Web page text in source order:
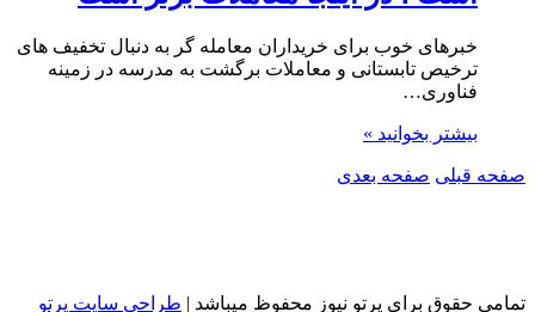
خبرهای خوب برای خریداران معامله گر به دنبال تخفیف های
ترخیص تابستانی و معاملات برگشت به مدرسه در زمینه
فناوری…
بیشتر بخوانید »
صفحه قبلی صفحه بعدی
تمامی حقوق برای پرتو نیوز محفوظ میباشد | طراحی سایت پرتو